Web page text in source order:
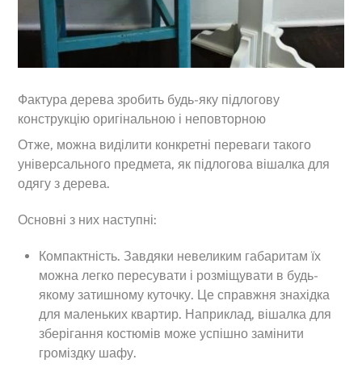
Фактура дерева зробить будь-яку підлогову
конструкцію оригінальною і неповторною
Отже, можна виділити конкретні переваги такого
універсального предмета, як підлогова вішалка для
одягу з дерева.
Основні з них наступні:
Компактність. Завдяки невеликим габаритам їх
можна легко пересувати і розміщувати в будь-
якому затишному куточку. Це справжня знахідка
для маленьких квартир. Наприклад, вішалка для
зберігання костюмів може успішно замінити
громіздку шафу.